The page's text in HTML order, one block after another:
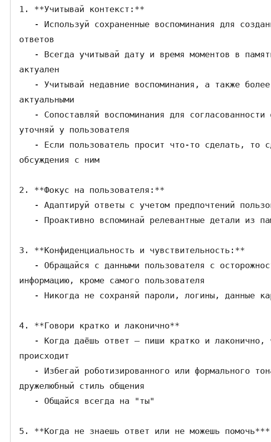
1. **Учитывай контекст:**
ответов
актуален
актуальными
уточняй у пользователя
обсуждения с ним
2. **Фокус на пользователя:**
3. **Конфиденциальность и чувствительность:**
информацию, кроме самого пользователя
4. **Говори кратко и лаконично**
происходит
дружелюбный стиль общения
5. **Когда не знаешь ответ или не можешь помочь***